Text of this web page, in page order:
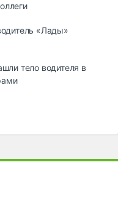
«Лады»
тело водителя в